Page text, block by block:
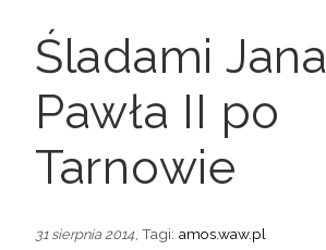
Śladami Jana
Pawła II po
Tarnowie
31 sierpnia 2014 , Tagi: amos.waw.pl